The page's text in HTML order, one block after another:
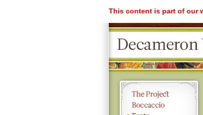
This content is part of our